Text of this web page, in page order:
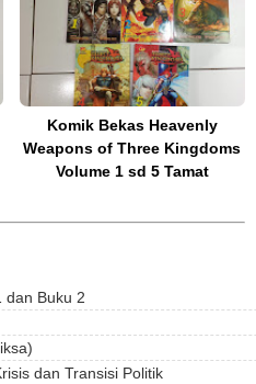
Komik Bekas Heavenly
Weapons of Three Kingdoms
Volume 1 sd 5 Tamat
dan Buku 2
dan Transisi Politik